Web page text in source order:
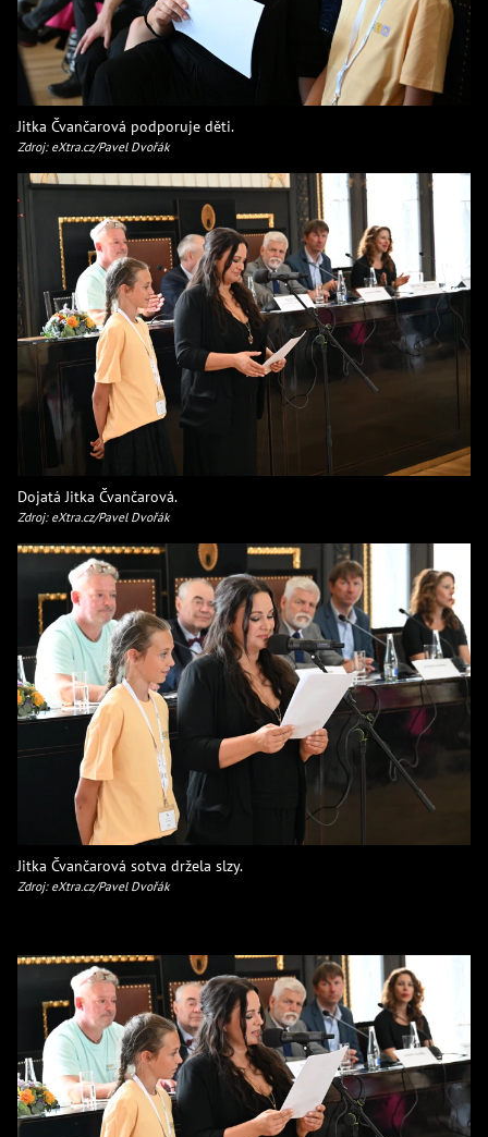
Jitka Čvančarová podporuje děti.
Zdroj: eXtra.cz/Pavel Dvořák
Dojatá Jitka Čvančarová.
Zdroj: eXtra.cz/Pavel Dvořák
Jitka Čvančarová sotva držela slzy.
Zdroj: eXtra.cz/Pavel Dvořák